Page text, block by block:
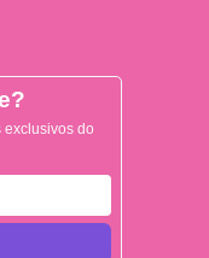
exclusivos do